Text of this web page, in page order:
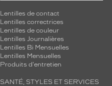
Lentilles de contact
Lentilles correctrices
Lentilles de couleur
Lentilles Journalières
Lentilles Bi Mensuelles
Lentilles Mensuelles
Produits d'entretien
SANTÉ, STYLES ET SERVICES